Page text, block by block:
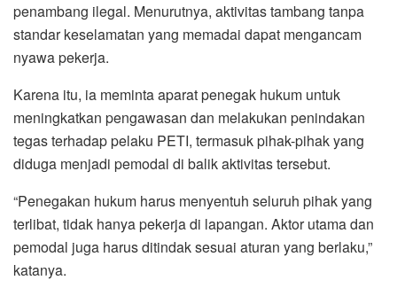
penambang ilegal. Menurutnya, aktivitas tambang tanpa
standar keselamatan yang memadai dapat mengancam
nyawa pekerja.
Karena itu, ia meminta aparat penegak hukum untuk
meningkatkan pengawasan dan melakukan penindakan
tegas terhadap pelaku PETI, termasuk pihak-pihak yang
diduga menjadi pemodal di balik aktivitas tersebut.
“Penegakan hukum harus menyentuh seluruh pihak yang
terlibat, tidak hanya pekerja di lapangan. Aktor utama dan
pemodal juga harus ditindak sesuai aturan yang berlaku,”
katanya.